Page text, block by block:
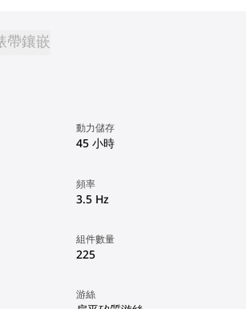
帶鑲嵌
動力儲存
45 小時
頻率
3.5 Hz
組件數量
225
游絲